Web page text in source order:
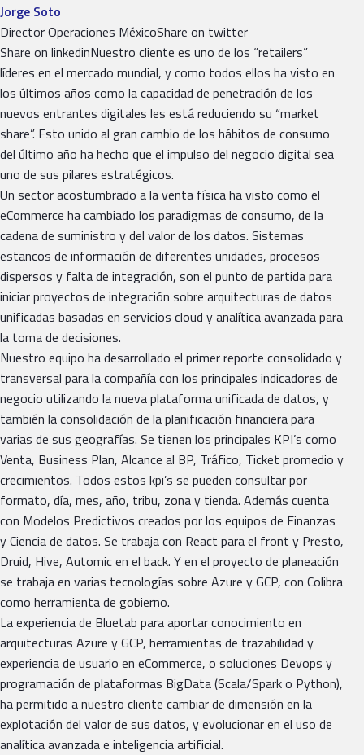
Jorge Soto
Director Operaciones MéxicoShare on twitter
Share on linkedinNuestro cliente es uno de los “retailers”
líderes en el mercado mundial, y como todos ellos ha visto en
los últimos años como la capacidad de penetración de los
nuevos entrantes digitales les está reduciendo su “market
share”. Esto unido al gran cambio de los hábitos de consumo
del último año ha hecho que el impulso del negocio digital sea
uno de sus pilares estratégicos.
Un sector acostumbrado a la venta física ha visto como el
eCommerce ha cambiado los paradigmas de consumo, de la
cadena de suministro y del valor de los datos. Sistemas
estancos de información de diferentes unidades, procesos
dispersos y falta de integración, son el punto de partida para
iniciar proyectos de integración sobre arquitecturas de datos
unificadas basadas en servicios cloud y analítica avanzada para
la toma de decisiones.
Nuestro equipo ha desarrollado el primer reporte consolidado y
transversal para la compañía con los principales indicadores de
negocio utilizando la nueva plataforma unificada de datos, y
también la consolidación de la planificación financiera para
varias de sus geografías. Se tienen los principales KPI’s como
Venta, Business Plan, Alcance al BP, Tráfico, Ticket promedio y
crecimientos. Todos estos kpi’s se pueden consultar por
formato, día, mes, año, tribu, zona y tienda. Además cuenta
con Modelos Predictivos creados por los equipos de Finanzas
y Ciencia de datos. Se trabaja con React para el front y Presto,
Druid, Hive, Automic en el back. Y en el proyecto de planeación
se trabaja en varias tecnologías sobre Azure y GCP, con Colibra
como herramienta de gobierno.
La experiencia de Bluetab para aportar conocimiento en
arquitecturas Azure y GCP, herramientas de trazabilidad y
experiencia de usuario en eCommerce, o soluciones Devops y
programación de plataformas BigData (Scala/Spark o Python),
ha permitido a nuestro cliente cambiar de dimensión en la
explotación del valor de sus datos, y evolucionar en el uso de
analítica avanzada e inteligencia artificial.